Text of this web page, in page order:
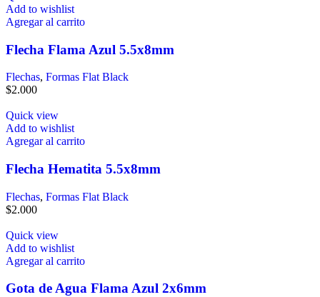
Add to wishlist
Agregar al carrito
Flecha Flama Azul 5.5x8mm
Flechas, Formas Flat Black
$2.000
Quick view
Add to wishlist
Agregar al carrito
Flecha Hematita 5.5x8mm
Flechas, Formas Flat Black
$2.000
Quick view
Add to wishlist
Agregar al carrito
Gota de Agua Flama Azul 2x6mm